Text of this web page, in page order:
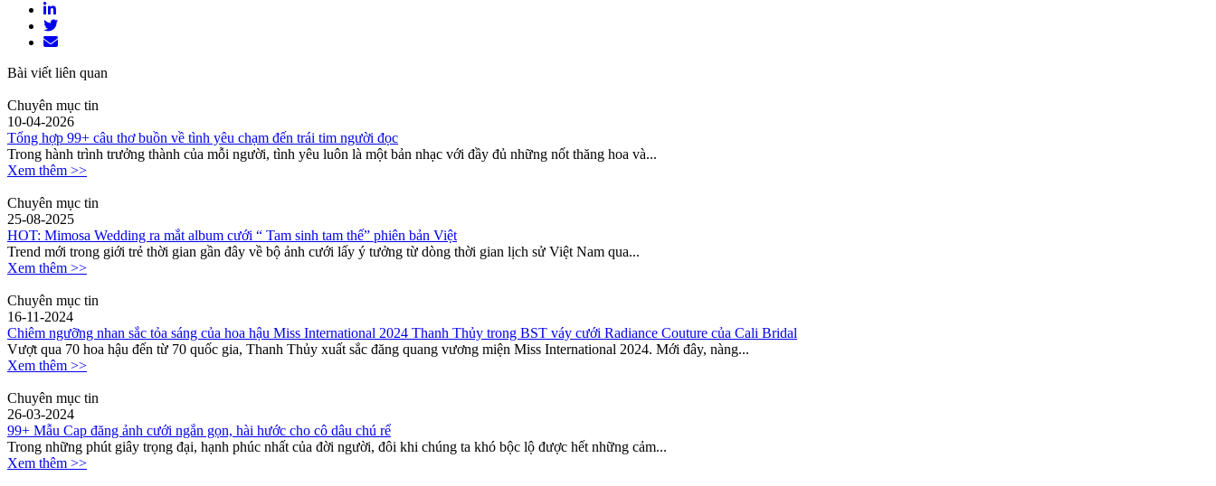
Bài viết liên quan
Chuyên mục tin
10-04-2026
Tổng hợp 99+ câu thơ buồn về tình yêu chạm đến trái tim người đọc
Trong hành trình trưởng thành của mỗi người, tình yêu luôn là một bản nhạc với đầy đủ những nốt thăng hoa và...
Xem thêm >>
Chuyên mục tin
25-08-2025
HOT: Mimosa Wedding ra mắt album cưới “ Tam sinh tam thế” phiên bản Việt
Trend mới trong giới trẻ thời gian gần đây về bộ ảnh cưới lấy ý tưởng từ dòng thời gian lịch sử Việt Nam qua...
Xem thêm >>
Chuyên mục tin
16-11-2024
Chiêm ngưỡng nhan sắc tỏa sáng của hoa hậu Miss International 2024 Thanh Thủy trong BST váy cưới Radiance Couture của Cali Bridal
Vượt qua 70 hoa hậu đến từ 70 quốc gia, Thanh Thủy xuất sắc đăng quang vương miện Miss International 2024. Mới đây, nàng...
Xem thêm >>
Chuyên mục tin
26-03-2024
99+ Mẫu Cap đăng ảnh cưới ngắn gọn, hài hước cho cô dâu chú rể
Trong những phút giây trọng đại, hạnh phúc nhất của đời người, đôi khi chúng ta khó bộc lộ được hết những cảm...
Xem thêm >>